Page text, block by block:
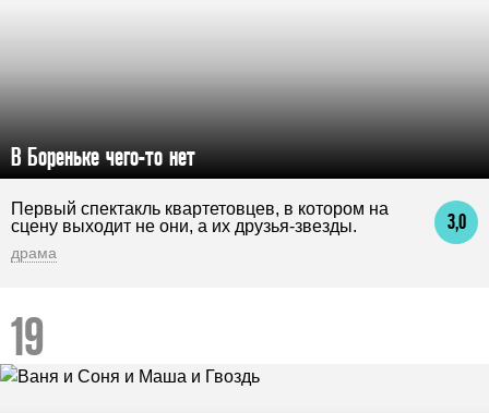
В Бореньке чего-то нет
3,0
Первый спектакль квартетовцев, в котором на
сцену выходит не они, а их друзья-звезды.
драма